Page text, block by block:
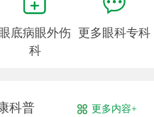
眼底病眼外伤
科
更多眼科专科
科普 更多内容+